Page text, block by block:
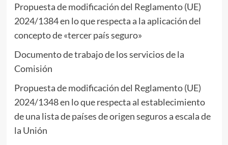
Propuesta de modificación del Reglamento (UE)
2024/1384 en lo que respecta a la aplicación del
concepto de «tercer país seguro»
Documento de trabajo de los servicios de la
Comisión
Propuesta de modificación del Reglamento (UE)
2024/1348 en lo que respecta al establecimiento
de una lista de países de origen seguros a escala de
la Unión